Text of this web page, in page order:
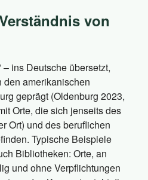
von
– ins Deutsche übersetzt,
den amerikanischen
geprägt (Oldenburg 2023,
Orte, die sich jenseits des
Ort) und des beruflichen
Typische Beispiele
Bibliotheken: Orte, an
und ohne Verpflichtungen